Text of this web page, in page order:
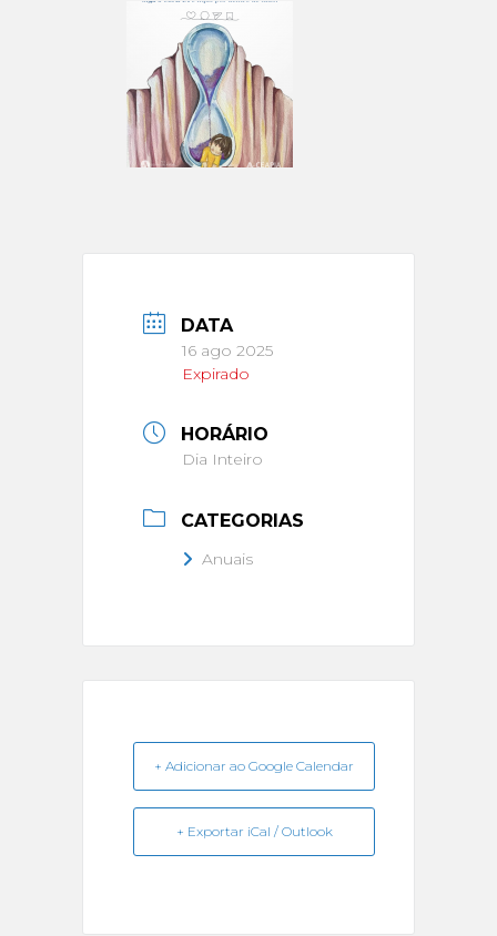
DATA
16 ago 2025
Expirado
HORÁRIO
Dia Inteiro
CATEGORIAS
Anuais
+ Adicionar ao Google Calendar
+ Exportar iCal / Outlook